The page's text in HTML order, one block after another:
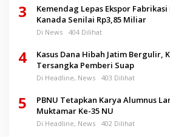
3
Kemendag Lepas Ekspor
Kanada Senilai Rp3,85 Miliar
Di News 404 Dilihat
4
Kasus Dana Hibah Jatim Bergulir,
Tersangka Pemberi Suap
Di Headline, News 403 Dilihat
5
PBNU Tetapkan Karya Alumnus
Muktamar Ke-35 NU
Di Headline, News 402 Dilihat